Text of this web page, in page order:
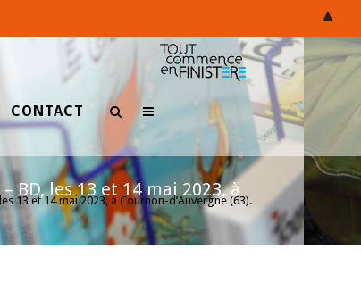
CONTACT
les 13 et 14 mai 2023, à
13 et 14 mai 2023, à Cournon-d’Auvergne (63).
▲